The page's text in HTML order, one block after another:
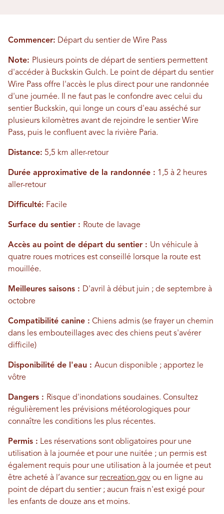
Commencer: Départ du sentier de Wire Pass
Note: Plusieurs points de départ de sentiers permettent
d'accéder à Buckskin Gulch. Le point de départ du sentier
Wire Pass offre l'accès le plus direct pour une randonnée
d'une journée. Il ne faut pas le confondre avec celui du
sentier Buckskin, qui longe un cours d'eau asséché sur
plusieurs kilomètres avant de rejoindre le sentier Wire
Pass, puis le confluent avec la rivière Paria.
Distance: 5,5 km aller-retour
Durée approximative de la randonnée : 1,5 à 2 heures
aller-retour
Difficulté: Facile
Surface du sentier : Route de lavage
Accès au point de départ du sentier : Un véhicule à
quatre roues motrices est conseillé lorsque la route est
mouillée.
Meilleures saisons : D'avril à début juin ; de septembre à
octobre
Compatibilité canine : Chiens admis (se frayer un chemin
dans les embouteillages avec des chiens peut s'avérer
difficile)
Disponibilité de l'eau : Aucun disponible ; apportez le
vôtre
Dangers : Risque d'inondations soudaines. Consultez
régulièrement les prévisions météorologiques pour
connaître les conditions les plus récentes.
Permis : Les réservations sont obligatoires pour une
utilisation à la journée et pour une nuitée ; un permis est
également requis pour une utilisation à la journée et peut
être acheté à l’avance sur recreation.gov ou en ligne au
point de départ du sentier ; aucun frais n'est exigé pour
les enfants de douze ans et moins.